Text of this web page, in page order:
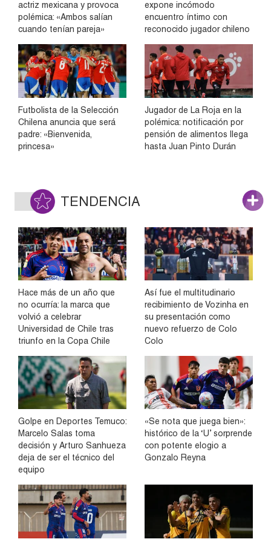
actriz mexicana y provoca
polémica: «Ambos salían
cuando tenían pareja»
expone incómodo
encuentro íntimo con
reconocido jugador chileno
Futbolista de la Selección
Chilena anuncia que será
padre: «Bienvenida,
princesa»
Jugador de La Roja en la
polémica: notificación por
pensión de alimentos llega
hasta Juan Pinto Durán
TENDENCIA
Hace más de un año que
no ocurría: la marca que
volvió a celebrar
Universidad de Chile tras
triunfo en la Copa Chile
Así fue el multitudinario
recibimiento de Vozinha en
su presentación como
nuevo refuerzo de Colo
Colo
Golpe en Deportes Temuco:
Marcelo Salas toma
decisión y Arturo Sanhueza
deja de ser el técnico del
equipo
«Se nota que juega bien»:
histórico de la ‘U’ sorprende
con potente elogio a
Gonzalo Reyna